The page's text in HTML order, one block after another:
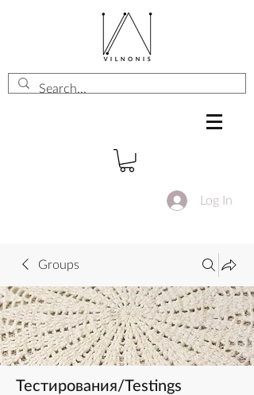
Log In
Groups
Тестирования/Testings